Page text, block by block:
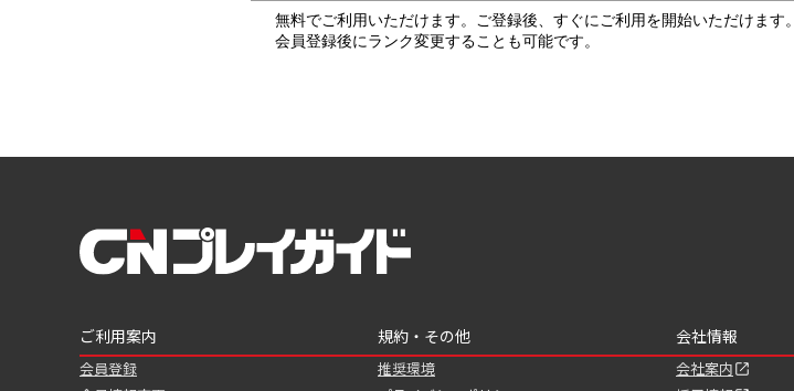
無料でご利用いただけます。ご登録後、すぐにご利用を開始いただけます。
会員登録後にランク変更することも可能です。
ご利用案内
会員登録
規約・その他
推奨環境
会社情報
会社案内